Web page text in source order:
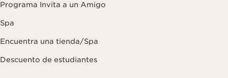
Programa Invita a un Amigo
Spa
Encuentra una tienda/Spa
Descuento de estudiantes